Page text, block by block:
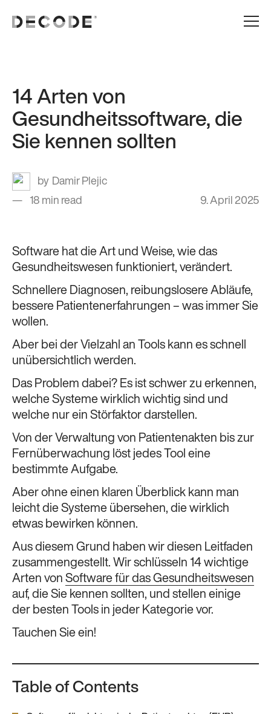
14 Arten von
Gesundheitssoftware, die
Sie kennen sollten
Damir Plejic
18 min read
9. April 2025
Software hat die Art und Weise, wie das
Gesundheitswesen funktioniert, verändert.
Schnellere Diagnosen, reibungslosere Abläufe,
bessere Patientenerfahrungen – was immer Sie
wollen.
Aber bei der Vielzahl an Tools kann es schnell
unübersichtlich werden.
Das Problem dabei? Es ist schwer zu erkennen,
welche Systeme wirklich wichtig sind und
welche nur ein Störfaktor darstellen.
Von der Verwaltung von Patientenakten bis zur
Fernüberwachung löst jedes Tool eine
bestimmte Aufgabe.
Aber ohne einen klaren Überblick kann man
leicht die Systeme übersehen, die wirklich
etwas bewirken können.
Aus diesem Grund haben wir diesen Leitfaden
zusammengestellt. Wir schlüsseln 14 wichtige
Arten von Software für das Gesundheitswesen
auf, die Sie kennen sollten, und stellen einige
der besten Tools in jeder Kategorie vor.
Tauchen Sie ein!
Table of Contents